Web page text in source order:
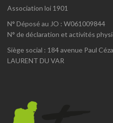
Association loi 1901
N° Déposé au JO : W061009844
N° de déclaration et activités
Siège social : 184 avenue Paul
LAURENT DU VAR